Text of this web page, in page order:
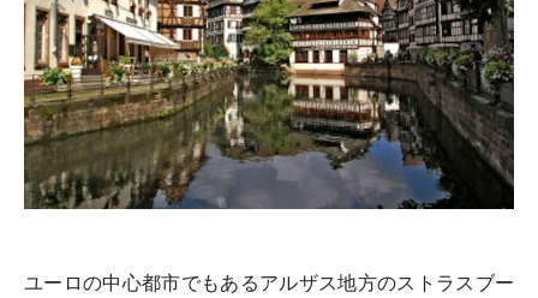
ユーロの中心都市でもあるアルザス地方のストラスブー